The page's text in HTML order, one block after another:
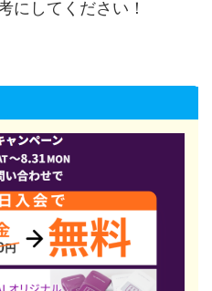
にしてください！